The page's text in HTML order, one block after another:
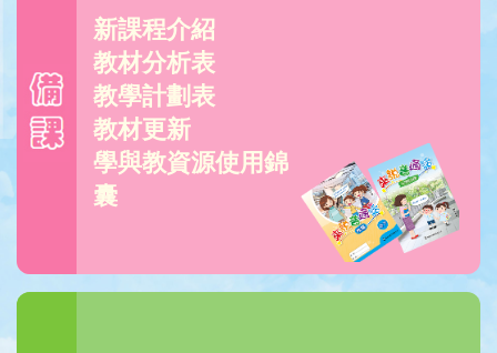
新課程介紹
教材分析表
教學計劃表
教材更新
學與教資源使用錦
囊